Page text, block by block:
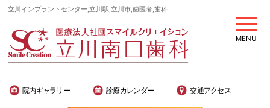
MENU
立川インプラントセンター,立川駅,立川市,歯医者,歯科
院内ギャラリー 診療カレンダー 交通アクセス